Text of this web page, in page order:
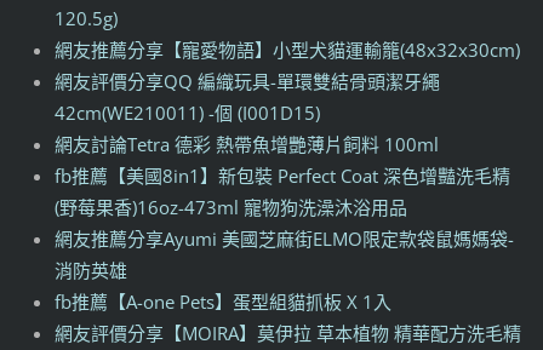
120.5g)
網友推薦分享【寵愛物語】小型犬貓運輸籠(48x32x30cm)
網友評價分享QQ 編織玩具-單環雙結骨頭潔牙繩
42cm(WE210011) -個 (I001D15)
網友討論Tetra 德彩 熱帶魚增艷薄片飼料 100ml
fb推薦【美國8in1】新包裝 Perfect Coat 深色增豔洗毛精
(野莓果香)16oz-473ml 寵物狗洗澡沐浴用品
網友推薦分享Ayumi 美國芝麻街ELMO限定款袋鼠媽媽袋-
消防英雄
fb推薦【A-one Pets】蛋型組貓抓板 X 1入
網友評價分享【MOIRA】莫伊拉 草本植物 精華配方洗毛精